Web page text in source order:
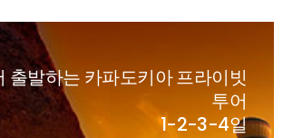
출발하는 카파도키아 프라이빗
투어
1-2-3-4일